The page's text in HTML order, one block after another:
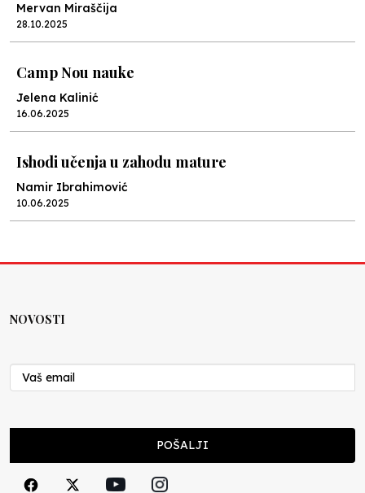
Mervan Miraščija
28.10.2025
Camp Nou nauke
Jelena Kalinić
16.06.2025
Ishodi učenja u zahodu mature
Namir Ibrahimović
10.06.2025
Nenad Veličković
29.10.2024
Cuke i djeca
NOVOSTI
POŠALJI